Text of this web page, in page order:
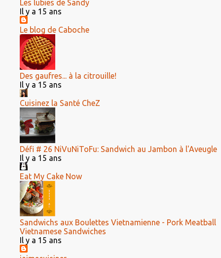
Les lubies de Sandy
Il y a 15 ans
Le blog de Caboche
Des gaufres... à la citrouille!
Il y a 15 ans
Cuisinez la Santé CheZ
Défi # 26 NiVuNiToFu: Sandwich au Jambon à l'Aveugle
Il y a 15 ans
Eat My Cake Now
Sandwichs aux Boulettes Vietnamienne - Pork Meatball
Vietnamese Sandwiches
Il y a 15 ans